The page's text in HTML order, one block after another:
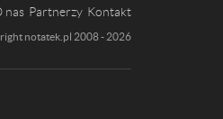
nas Partnerzy Kontakt
notatek.pl 2008 - 2026